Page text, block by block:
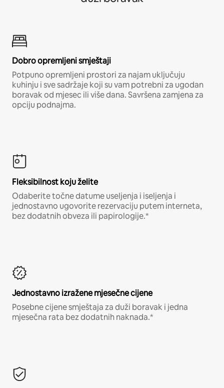
Dobro opremljeni smještaji
Potpuno opremljeni prostori za najam uključuju
kuhinju i sve sadržaje koji su vam potrebni za ugodan
boravak od mjesec ili više dana. Savršena zamjena za
opciju podnajma.
Fleksibilnost koju želite
Odaberite točne datume useljenja i iseljenja i
jednostavno ugovorite rezervaciju putem interneta,
bez dodatnih obveza ili papirologije.*
Jednostavno izražene mjesečne cijene
Posebne cijene smještaja za duži boravak i jedna
mjesečna rata bez dodatnih naknada.*